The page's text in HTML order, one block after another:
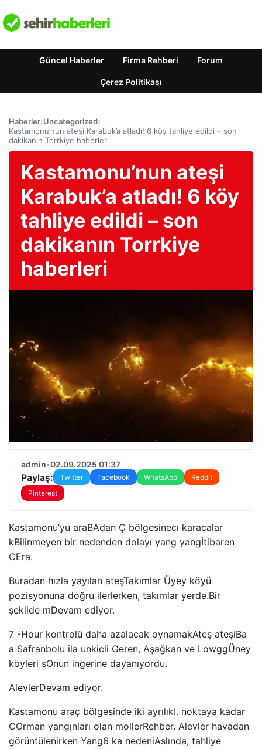
Güncel Haberler Firma Rehberi Forum
Çerez Politikası
Haberler›Uncategorized›
Kastamonu’nun ateşi Karabuk’a atladı! 6 köy tahliye edildi – son
dakikanın Torrkiye haberleri
Kastamonu’nun ateşi
Karabuk’a atladı! 6 köy
tahliye edildi – son
dakikanın Torrkiye
haberleri
admin•02.09.2025 01:37
Paylaş: Twitter Facebook WhatsApp
Reddit
Pinterest
Kastamonu’yu araBA’dan Ç bölgesinecı karacalar
kBilinmeyen bir nedenden dolayı yang yangİtibaren
CEra.
Buradan hızla yayılan ateşTakımlar Üyey köyü
pozisyonuna doğru ilerlerken, takımlar yerde.Bir
şekilde mDevam ediyor.
7 -Hour kontrolü daha azalacak oynamakAteş ateşiBa
a Safranbolu ila unkicli Geren, Aşağkan ve LowggÜney
köyleri sOnun ingerine dayanıyordu.
AlevlerDevam ediyor.
Kastamonu araç bölgesinde iki ayrılıkI. noktaya kadar
COrman yangınları olan mollerRehber. Alevler havadan
görüntülenirken Yang6 ka nedeniAslında, tahliye